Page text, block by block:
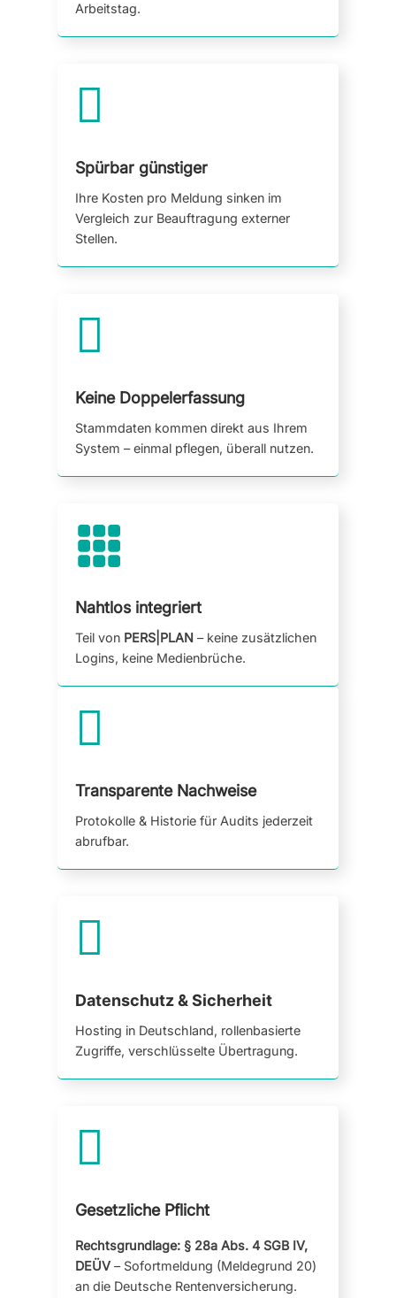
Arbeitstag.

Spürbar günstiger
Ihre Kosten pro Meldung sinken im
Vergleich zur Beauftragung externer
Stellen.

Keine Doppelerfassung
Stammdaten kommen direkt aus Ihrem
System – einmal pflegen, überall nutzen.

Nahtlos integriert
Teil von PERS|PLAN– keine zusätzlichen
Logins, keine Medienbrüche.

Transparente Nachweise
Protokolle & Historie für Audits jederzeit
abrufbar.

Datenschutz & Sicherheit
Hosting in Deutschland, rollenbasierte
Zugriffe, verschlüsselte Übertragung.

Gesetzliche Pflicht
Rechtsgrundlage: § 28a Abs. 4 SGB IV,
DEÜV– Sofortmeldung (Meldegrund 20)
an die Deutsche Rentenversicherung.